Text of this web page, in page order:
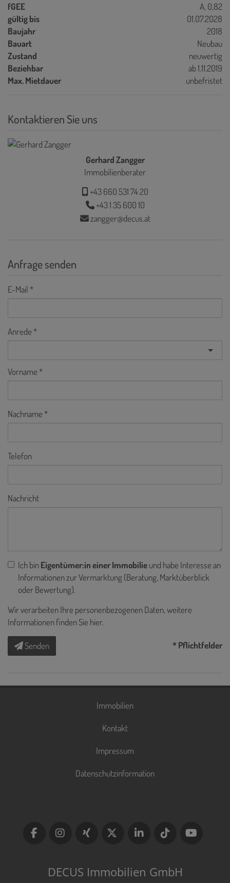
fGEE
A, 0,82
gültig bis
01.07.2028
Baujahr
2018
Bauart
Neubau
Zustand
neuwertig
Beziehbar
ab 1.11.2019
Max. Mietdauer
unbefristet
Kontaktieren Sie uns
Gerhard Zangger
Immobilienberater
+43 660 531 74 20
+43 1 35 600 10
zangger@decus.at
Anfrage senden
E-Mail
Anrede
Vorname
Nachname
Telefon
Nachricht
Ich binEigentümer:in einer Immobilieund habe Interesse an
Informationen zur Vermarktung (Beratung, Marktüberblick
oder Bewertung).
Wir verarbeiten Ihre personenbezogenen Daten, weitere
Informationen finden Sie hier.
Senden * Pflichtfelder
Immobilien
Kontakt
Impressum
Datenschutzinformation
DECUS Immobilien GmbH